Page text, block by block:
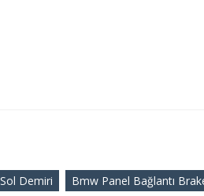
Demiri Bmw Panel Bağlantı